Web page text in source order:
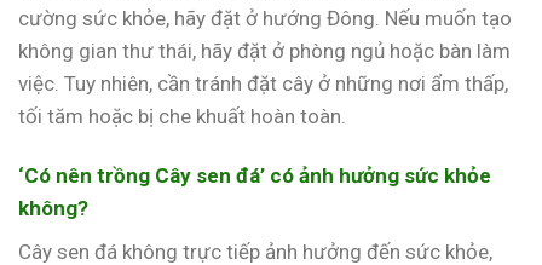
cường sức khỏe, hãy đặt ở hướng Đông. Nếu muốn tạo
không gian thư thái, hãy đặt ở phòng ngủ hoặc bàn làm
việc. Tuy nhiên, cần tránh đặt cây ở những nơi ẩm thấp,
tối tăm hoặc bị che khuất hoàn toàn.
‘Có nên trồng Cây sen đá’ có ảnh hưởng sức khỏe
không?
Cây sen đá không trực tiếp ảnh hưởng đến sức khỏe,